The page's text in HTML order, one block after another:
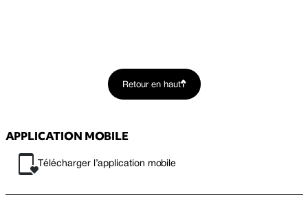
Retour en haut
APPLICATION MOBILE
Télécharger l’application mobile